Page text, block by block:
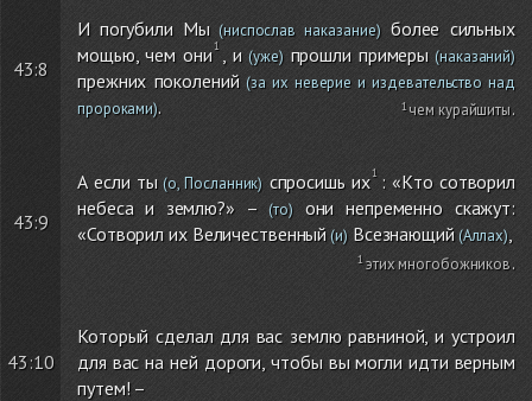
43:8
И погубили Мы(ниспослав наказание)более сильных
мощью, чем они , и (уже)прошли примеры (наказаний)
прежних поколений(за их неверие и издевательство над
пророками). чем курайшиты.
43:9
А если ты(о, Посланник) спросишь их : «Кто сотворил
небеса и землю?» – (то)они непременно скажут:
«Сотворил их Величественный(и)Всезнающий(Аллах),
этих многобожников.
43:10
Который сделал для вас землю равниной, и устроил
для вас на ней дороги, чтобы вы могли идти верным
путем! –